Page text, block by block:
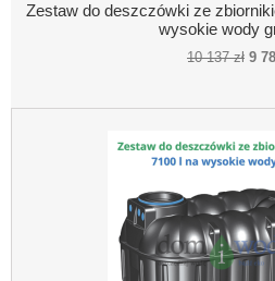
Zestaw do deszczówki ze
wysokie wody
10 137 zł 9